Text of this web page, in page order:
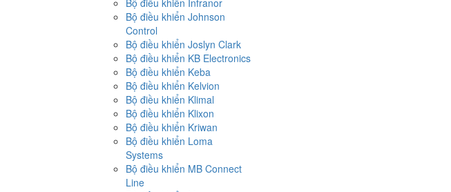
Bộ điều khiển Infranor
Bộ điều khiển Johnson
Control
Bộ điều khiển Joslyn Clark
Bộ điều khiển KB Electronics
Bộ điều khiển Keba
Bộ điều khiển Kelvion
Bộ điều khiển Klimal
Bộ điều khiển Klixon
Bộ điều khiển Kriwan
Bộ điều khiển Loma
Systems
Bộ điều khiển MB Connect
Line